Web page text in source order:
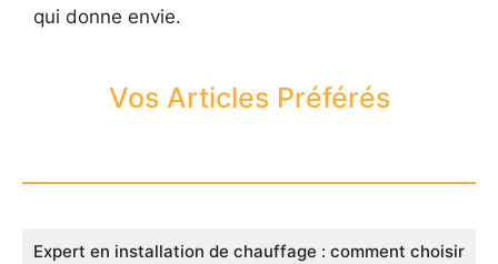
qui donne envie.
Vos Articles Préférés
Expert en installation de chauffage : comment choisir